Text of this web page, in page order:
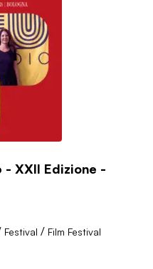
XXII Edizione -
Festival / Film Festival